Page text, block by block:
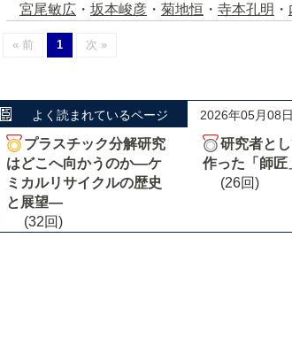
宮尾敏広 ・ 坂本峻彦 ・ 菊地恒 ・ 寺本孔明 ・
« 前 1 次 »
よく読まれているページ 2026年05月08
プラスチック分解研究
はどこへ向かうのか―ケ
ミカルリサイクルの歴史
と展望―
(32回)
研究者と
作った「師匠
(26回)